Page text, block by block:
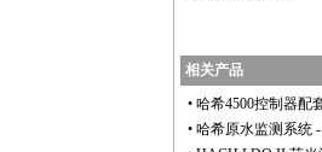
相关产品
• 哈希4500控制器配
• 哈希原水监测系统